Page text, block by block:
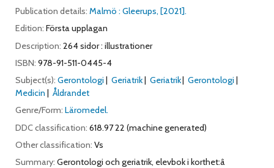
Publication details: Malmö : Gleerups, [2021].
Edition: Första upplagan
Description: 264 sidor : illustrationer
ISBN: 978-91-511-0445-4
Subject(s): Gerontologi Geriatrik Geriatrik
Gerontologi
Medicin
Åldrandet
Genre/Form: Läromedel.
DDC classification: 618.97 22 (machine generated)
Other classification: Vs
Summary: Gerontologi och geriatrik, elevbok i korthet:â